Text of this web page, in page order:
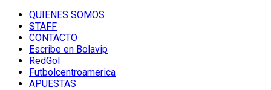
QUIENES SOMOS
STAFF
CONTACTO
Escribe en Bolavip
RedGol
Futbolcentroamerica
APUESTAS